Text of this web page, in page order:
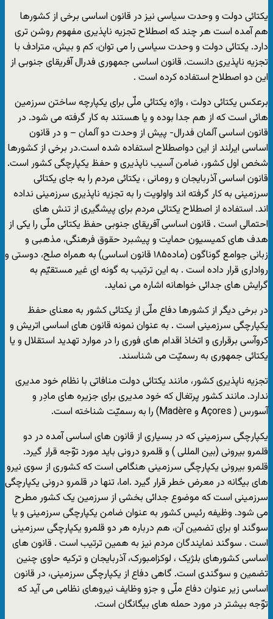
یکتائی دولت و وحدت سیاسی نیز در قانون اساسی برخی از کشورها
هم آمده است هر چند که اصطلاح تجزیه ناپذیری مفهوم روشن تری
دارد. یکتائی دولت و وحدت سیاسی را می توان، کم و بیش، مترادف با
تجزیه ناپذیری دانست. قانون اساسی جمهوری فدرال آفریقای جنوبی از
این دو اصطلاح استفاده کرده است .
برعکس یکتائی دولت ، واژه یکتائی ملّی برای یکپارچه ساختن سرزمین
هائی است که از هم جدا بوده و یا هستند به کار گرفته می شود. در
قانون اساسی آلمان فدرال- پیش از وحدت دو آلمان – و در قانون
اساسی ایرلند از این دواصطلاح استفاده شده است.در برخی از کشورها
شخص اول کشور، ضامن آسیب ناپذیری و حفظ یکپارچگی کشور است.
قانون اساسی آذربایجان و رومانی ، یکتائی مردم را به جای یکتائی
سرزمینی به کار گرفته اند واولویت را به تجزیه ناپذیری سرزمینی نداده
اند. استفاده از اصطلاح یکتائی مردم برای پیشگیری از تنش های
احتمالی است . قانون اساسی آفریقای جنوبی حفظ یکتائی ملّی را یکی از
هدف های کمیسیون حمایت و پیشبرد حقوق فرهنگی، مذهبی و
زبانی جوامع گوناگون (ماده۱۸۵ قانون اساسی) به همراه صلح، دوستی و
رواداری قرار داده است . به این ترتیب به گونه ای غیر مستقیّم به
گرایش های جدائی خواهانه اشاره می نماید.
در برخی دیگر از کشورها دفاع ملّی از یکتائی کشور به معنای حفظ
یکپارچگی سرزمینی است . به عنوان نمونه قانون های اساسی اتریش و
کروآسی برقراری و اتخاذ اقدام های فوری را در موارد تهدید استقلال و یا
یکتائی جمهوری به رسمیّت می شناسند.
تجزیه ناپذیری کشور، مانند یکتائی دولت منافاتی با نظام خود مدیری
ندارد. مانند کشور پرتغال که خود مدیری برای جزیره های مادِر و
آسورس ( Açores و Madère) را به رسمیّت شناخته است.
یکپارچگی سرزمینی که در بسیاری از قانون های اساسی آمده در دو
قلمرو بیرونی (بین المللی ) و قلمرو درونی باید مورد توّجه قرار گیرد.
قلمرو بیرونی یکپارچگی سرزمینی هنگامی است که کشوری از سوی نیرو
های بیگانه در معرض خطر قرار گیرد .اما، تنها در قلمرو درونی یکپارچگی
سرزمینی است که موضوع جدائی بخشی از سرزمین یک کشور مطرح
می شود. وظیفه رئیس کشور به عنوان ضامن یکپارچگی سرزمینی و یا
سوگند او برای تضمین آن، هم درباره هر دو قلمرو یکپارچگی سرزمینی
است . سوگند نمایندگان مردم نیز به همین ترتیب است . قانون های
اساسی کشورهای بلژیک ، لوکزامبورک، آذربایجان و ترکیه حاوی چنین
تضمین و سوگندی است. گاهی دفاع از یکپارچگی سرزمینی، در قانون
اساسی زیر عنوان دفاع ملّی و جزو وظایف نیروهای نظامی می آید که
توّجه بیشتر در مورد حمله های بیگانگان است.